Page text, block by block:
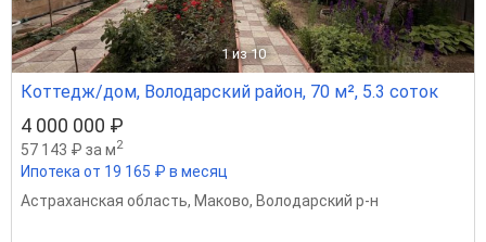
1 из 10
Коттедж/дом, Володарский район, 70 м², 5.3 соток
4 000 000 ₽
57 143 ₽ за м2
Ипотека от 19 165 ₽ в месяц
Астраханская область, Маково, Володарский р-н